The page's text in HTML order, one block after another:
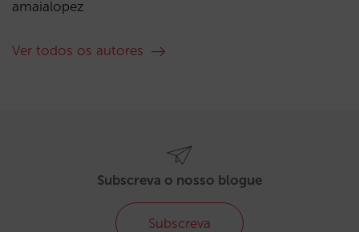
amaialopez
Ver todos os autores
Subscreva o nosso blogue
Subscreva